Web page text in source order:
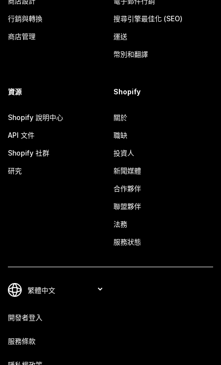
行銷與轉換
商店管理
搜尋引擎最佳化 (SEO)
運送
幣別和翻譯
資源
Shopify 說明中心
API 文件
Shopify 社群
研究
Shopify
關於
職缺
投資人
新聞媒體
合作夥伴
聯盟夥伴
法務
服務狀態
開發者登入
服務條款